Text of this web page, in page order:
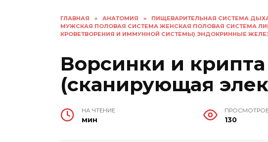
ГЛАВНАЯ » АНАТОМИЯ »
ПИЩЕВАРИТЕЛЬНАЯ СИСТЕМА
МУЖСКАЯ ПОЛОВАЯ СИСТЕМА ЖЕНСКАЯ ПОЛОВАЯ СИСТЕМА
КРОВЕТВОРЕНИЯ И ИММУННОЙ СИСТЕМЫ) ЭНДОКРИННЫЕ
Ворсинки и
(сканирующая
НА ЧТЕНИЕ
мин 130